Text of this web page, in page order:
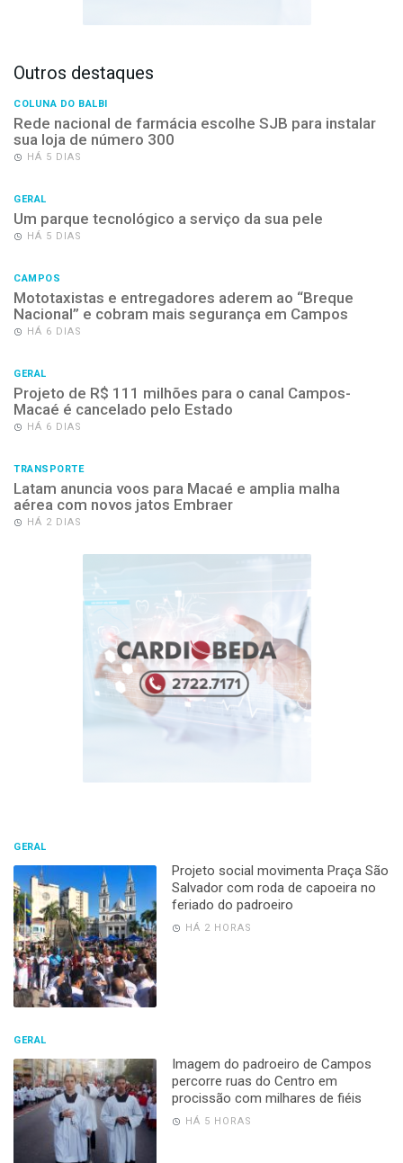
Outros destaques
COLUNA DO BALBI
Rede nacional de farmácia escolhe SJB para instalar
sua loja de número 300
HÁ 5 DIAS
GERAL
Um parque tecnológico a serviço da sua pele
HÁ 5 DIAS
CAMPOS
Mototaxistas e entregadores aderem ao “Breque
Nacional” e cobram mais segurança em Campos
HÁ 6 DIAS
GERAL
Projeto de R$ 111 milhões para o canal Campos-
Macaé é cancelado pelo Estado
HÁ 6 DIAS
TRANSPORTE
Latam anuncia voos para Macaé e amplia malha
aérea com novos jatos Embraer
HÁ 2 DIAS
GERAL
Projeto social movimenta Praça São
Salvador com roda de capoeira no
feriado do padroeiro
HÁ 2 HORAS
GERAL
Imagem do padroeiro de Campos
percorre ruas do Centro em
procissão com milhares de fiéis
HÁ 5 HORAS